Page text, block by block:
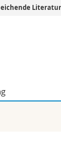
und
Fak.